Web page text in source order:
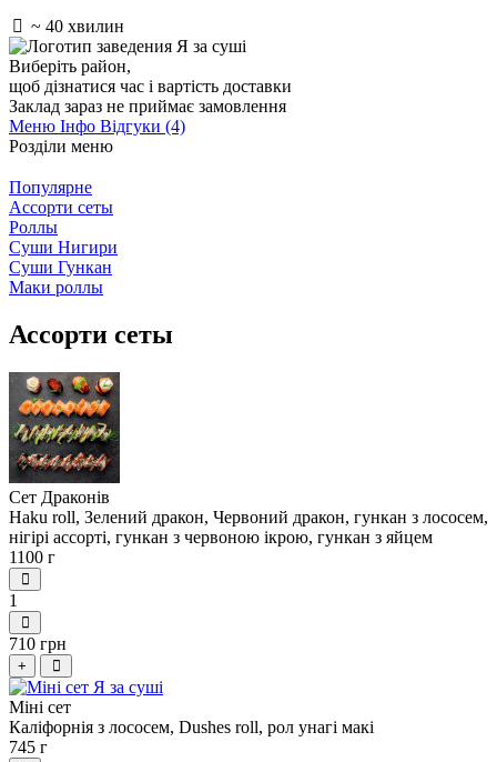
~ 40 хвилин
Виберіть район,
щоб дізнатися час і вартість доставки
Заклад зараз не приймає замовлення
Меню Інфо Відгуки (4)
Розділи меню
Популярне
Ассорти сеты
Роллы
Суши Нигири
Суши Гункан
Маки роллы
Ассорти сеты
Сет Драконів
Haku roll, Зелений дракон, Червоний дракон, гункан з лососем,
нігірі ассорті, гункан з червоною ікрою, гункан з яйцем
1100 г
1
710 грн
+
Міні сет
Каліфорнія з лососем, Dushes roll, рол унагі макі
745 г